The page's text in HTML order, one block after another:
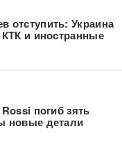
отступить: Украина
КТК и иностранные
погиб зять
новые детали